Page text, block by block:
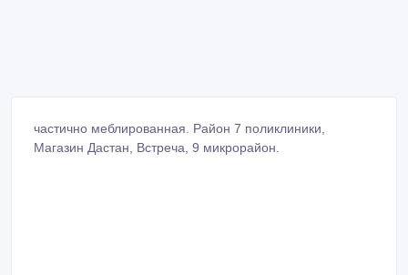
частично меблированная. Район 7 поликлиники,
Магазин Дастан, Встреча, 9 микрорайон.